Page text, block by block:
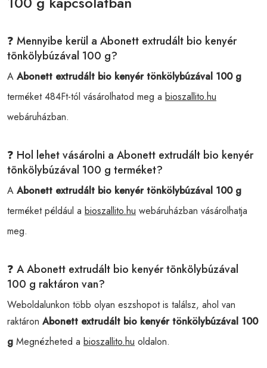
❓ Mennyibe kerül a Abonett extrudált bio kenyér
tönkölybúzával 100 g?
A Abonett extrudált bio kenyér tönkölybúzával 100 g
terméket 484Ft-tól vásárolhatod meg a bioszallito.hu
webáruházban.
❓ Hol lehet vásárolni a Abonett extrudált bio kenyér
tönkölybúzával 100 g terméket?
A Abonett extrudált bio kenyér tönkölybúzával 100 g
terméket például a bioszallito.hu webáruházban vásárolhatja
meg.
❓ A Abonett extrudált bio kenyér tönkölybúzával
100 g raktáron van?
Weboldalunkon több olyan eszshopot is találsz, ahol van
raktáron Abonett extrudált bio kenyér tönkölybúzával 100
g Megnézheted a bioszallito.hu oldalon.